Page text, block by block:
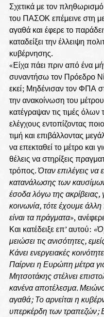
Σχετικά με τον
του ΠΑΣΟΚ επέμεινε στη
αγαθά και έφερε το
καταδείξει την έλλειψη
κυβέρνησης.
«Είχα πάει πριν από ένα
συναντήσω τον Πρόεδρο
εκεί; Μηδένισαν τον ΦΠΑ
την ανακοίνωση του
κατέγραψαν τις τιμές
ελέγχους εντοπίζοντας
τιμή και επιβάλλοντας
να επεκταθεί το μέτρο και
θέλεις να στηρίξεις
τρόπος.Όταν επιλέγεις να
κατανάλωσης των
έσοδα λόγω της ακρίβειας,
κοινωνία, τότε έχουμε
είναι τα πράγματα»,
Και κατέδειξε επ’ αυτού:
μειώσει τις ανισότητες,
Κάνει ενεργειακές
Παίρνει η Ευρώπη μέτρα
Μητσοτάκης στέλνει
κανένα αποτέλεσμα.
αγαθά; Το αρνείται η
υπερκέρδη των τραπεζών;